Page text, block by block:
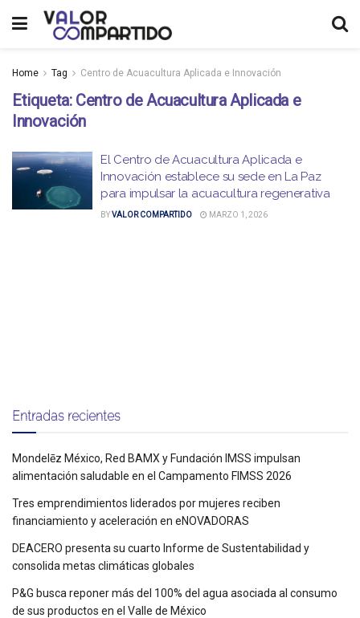
Home Tag Centro de Acuacultura Aplicada e Innovación
Etiqueta: Centro de Acuacultura Aplicada e
Innovación
El Centro de Acuacultura Aplicada e
Innovación establece su sede en La Paz
para impulsar la acuacultura regenerativa
BYVALOR COMPARTIDO MARZO 1, 2026
Entradas recientes
Mondelēz México, Red BAMX y Fundación IMSS impulsan
alimentación saludable en el Campamento FIMSS 2026
Tres emprendimientos liderados por mujeres reciben
financiamiento y aceleración en eNOVADORAS
DEACERO presenta su cuarto Informe de Sustentabilidad y
consolida metas climáticas globales
P&G busca reponer más del 100% del agua asociada al consumo
de sus productos en el Valle de México